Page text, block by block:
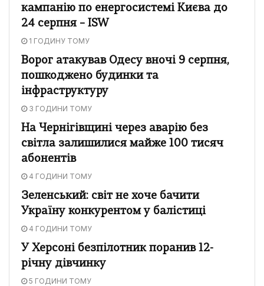
кампанію по енергосистемі Києва до
24 серпня – ISW
1 ГОДИНУ ТОМУ
Ворог атакував Одесу вночі 9 серпня,
пошкоджено будинки та
інфраструктуру
3 ГОДИНИ ТОМУ
На Чернігівщині через аварію без
світла залишилися майже 100 тисяч
абонентів
4 ГОДИНИ ТОМУ
Зеленський: світ не хоче бачити
Україну конкурентом у балістиці
4 ГОДИНИ ТОМУ
У Херсоні безпілотник поранив 12-
річну дівчинку
5 ГОДИНИ ТОМУ